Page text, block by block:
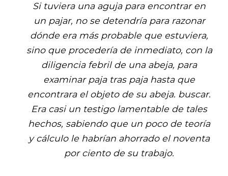
Si tuviera una aguja para encontrar en
un pajar, no se detendría para razonar
dónde era más probable que estuviera,
sino que procedería de inmediato, con la
diligencia febril de una abeja, para
examinar paja tras paja hasta que
encontrara el objeto de su abeja. buscar.
Era casi un testigo lamentable de tales
hechos, sabiendo que un poco de teoría
y cálculo le habrían ahorrado el noventa
por ciento de su trabajo.